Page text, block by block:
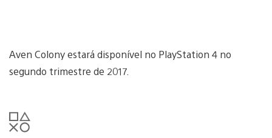
Aven Colony estará disponível no PlayStation 4 no
segundo trimestre de 2017.